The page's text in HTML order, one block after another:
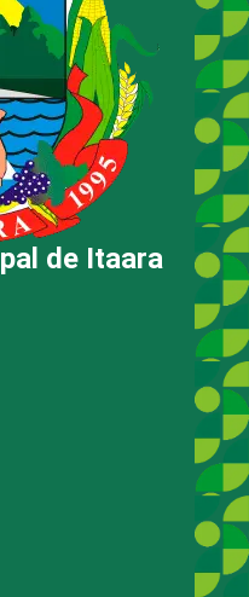
de Itaara